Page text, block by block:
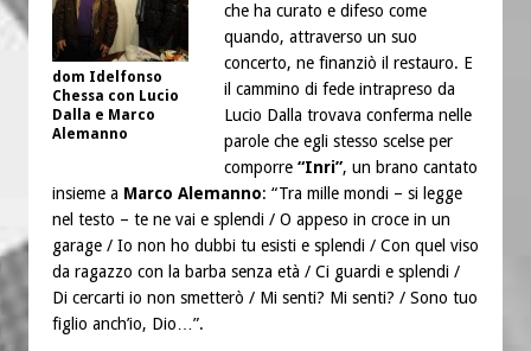
dom Idelfonso
Chessa con Lucio
Dalla e Marco
Alemanno
che ha curato e difeso come
quando, attraverso un suo
concerto, ne finanziò il restauro. E
il cammino di fede intrapreso da
Lucio Dalla trovava conferma nelle
parole che egli stesso scelse per
comporre “Inri”, un brano cantato
insieme a Marco Alemanno: “Tra mille mondi – si legge
nel testo – te ne vai e splendi / O appeso in croce in un
garage / Io non ho dubbi tu esisti e splendi / Con quel viso
da ragazzo con la barba senza età / Ci guardi e splendi /
Di cercarti io non smetterò / Mi senti? Mi senti? / Sono tuo
figlio anch’io, Dio…”.